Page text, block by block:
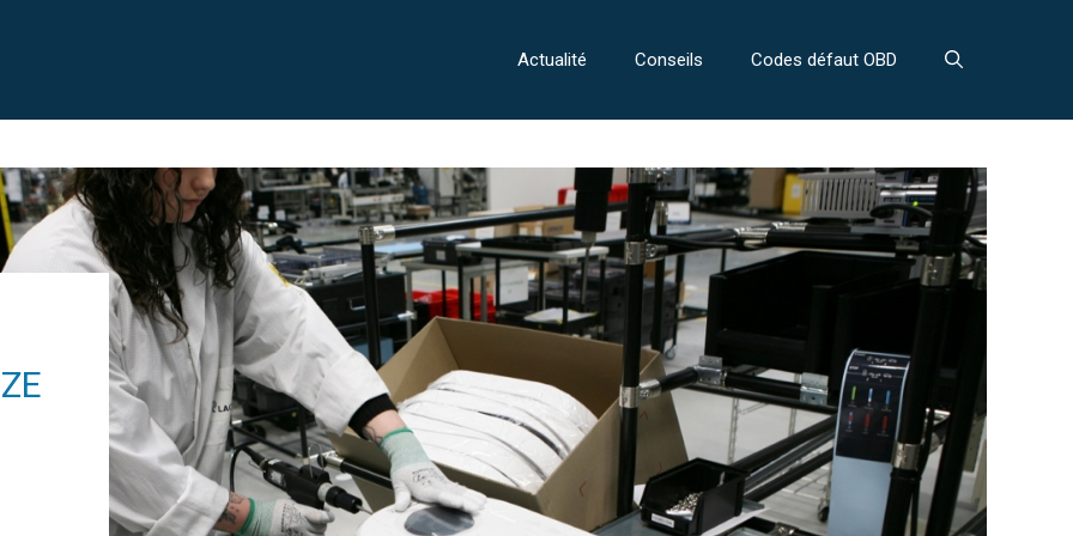
Actualité Conseils Codes défaut OBD